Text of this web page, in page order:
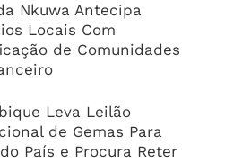
Nkuwa Antecipa
Locais Com
de Comunidades
Leva Leilão
de Gemas Para
País e Procura Reter